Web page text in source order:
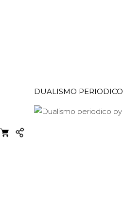
DUALISMO PERIODICO